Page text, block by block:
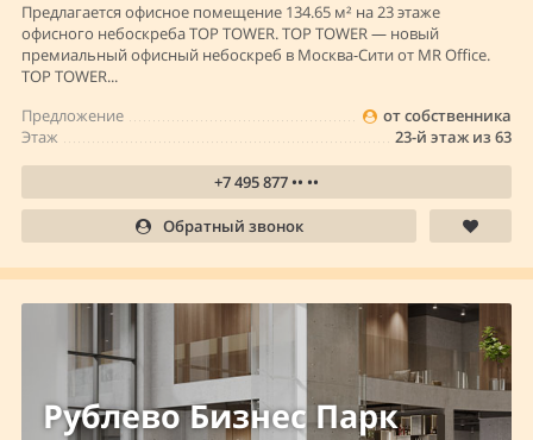
Предлагается офисное помещение 134.65 м² на 23 этаже
офисного небоскреба TOP TOWER. TOP TOWER — новый
премиальный офисный небоскреб в Москва-Сити от MR Office.
TOP TOWER...
от собственника
Предложение
23-й этаж из 63
Этаж
+7 495 877 •• ••
Обратный звонок
Рублево Бизнес Парк